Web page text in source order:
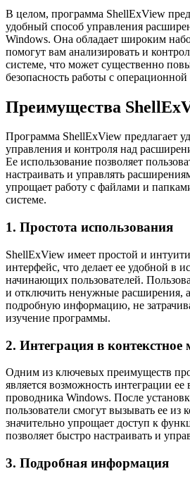
В целом, программа ShellExView
удобный способ управления
Windows. Она обладает широким
помогут вам анализировать и
системе, что может существенно
безопасность работы с операционной
Преимущества
Программа ShellExView предлагает
управления и контроля над
Ее использование позволяет
настраивать и управлять
упрощает работу с файлами и
системе.
1. Простота использования
ShellExView имеет простой и
интерфейс, что делает ее удобной в
начинающих пользователей.
и отключить ненужные расширения,
подробную информацию, не
изучение программы.
2. Интеграция в контекстное
Одним из ключевых преимуществ
является возможность интеграции
проводника Windows. После
пользователи смогут вызывать ее из
значительно упрощает доступ к
позволяет быстро настраивать и
3. Подробная информация